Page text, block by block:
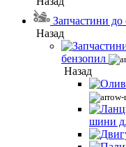
Запчастини до
Назад
бензопил
Назад
шини